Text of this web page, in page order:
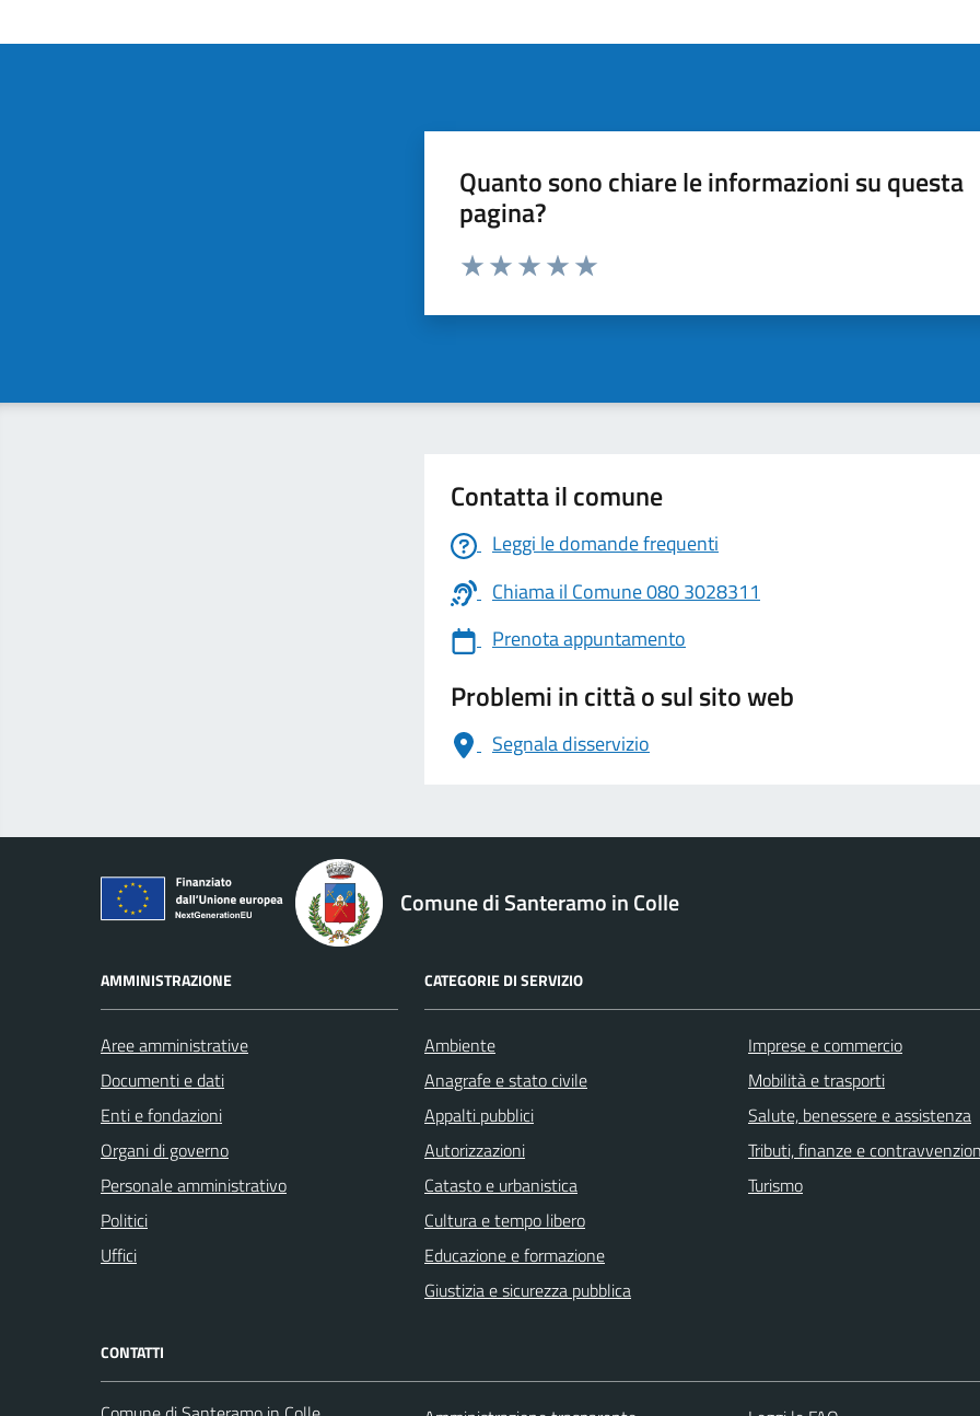
Quanto sono chiare le informazioni su questa
pagina?
Valuta da 1 a 5 stelle la pagina
Contatta il comune
Leggi le domande frequenti
Chiama il Comune 080 3028311
Prenota appuntamento
Problemi in città o sul sito web
Segnala disservizio
logo Unione Europea
Comune di Santeramo in Colle
AMMINISTRAZIONE
Aree amministrative
Documenti e dati
Enti e fondazioni
Organi di governo
Personale amministrativo
Politici
Uffici
CATEGORIE DI SERVIZIO
Ambiente
Anagrafe e stato civile
Appalti pubblici
Autorizzazioni
Catasto e urbanistica
Cultura e tempo libero
Educazione e formazione
Giustizia e sicurezza pubblica
Imprese e commercio
Mobilità e trasporti
Salute, benessere e assistenza
Tributi, finanze e
Turismo
CONTATTI